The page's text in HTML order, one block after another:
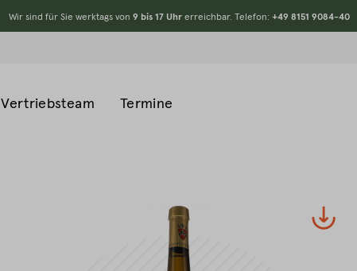
Wir sind für Sie werktags von 9 bis 17 Uhrerreichbar. Telefon: +49 8151 9084-40
Vertriebsteam Termine
#